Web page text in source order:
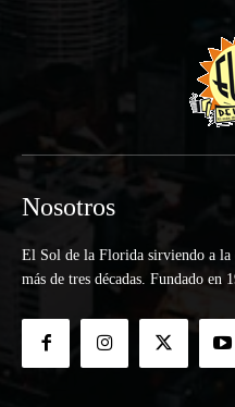
Nosotros
El Sol de la Florida sirviendo a la
más de tres décadas. Fundado